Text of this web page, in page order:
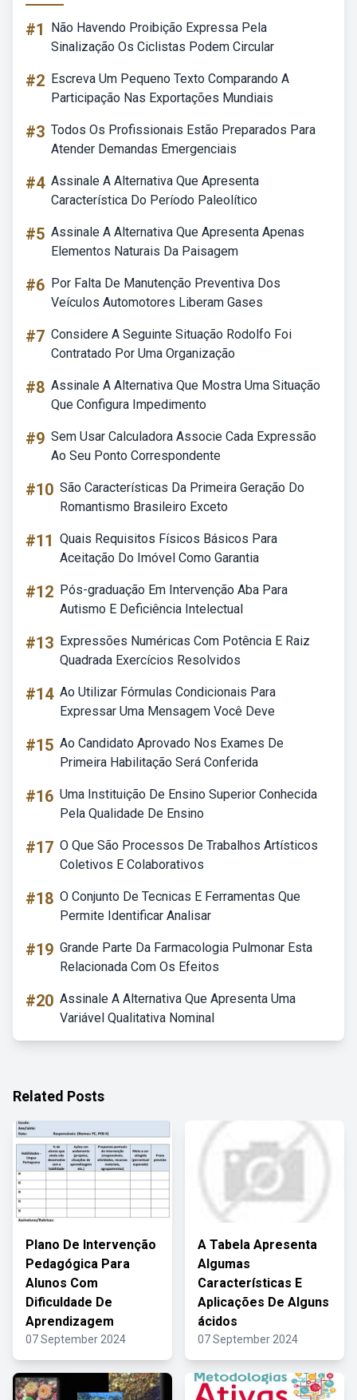
#1
Não Havendo Proibição Expressa Pela
Sinalização Os Ciclistas Podem Circular
#2 Escreva Um Pequeno Texto Comparando A
Participação Nas Exportações Mundiais
#3 Todos Os Profissionais Estão Preparados Para
Atender Demandas Emergenciais
#4 Assinale A Alternativa Que Apresenta
Característica Do Período Paleolítico
#5 Assinale A Alternativa Que Apresenta Apenas
Elementos Naturais Da Paisagem
#6 Por Falta De Manutenção Preventiva Dos
Veículos Automotores Liberam Gases
#7 Considere A Seguinte Situação Rodolfo Foi
Contratado Por Uma Organização
#8 Assinale A Alternativa Que Mostra Uma Situação
Que Configura Impedimento
#9 Sem Usar Calculadora Associe Cada Expressão
Ao Seu Ponto Correspondente
#10 São Características Da Primeira Geração Do
Romantismo Brasileiro Exceto
#11 Quais Requisitos Físicos Básicos Para
Aceitação Do Imóvel Como Garantia
#12 Pós-graduação Em Intervenção Aba Para
Autismo E Deficiência Intelectual
#13 Expressões Numéricas Com Potência E Raiz
Quadrada Exercícios Resolvidos
#14 Ao Utilizar Fórmulas Condicionais Para
Expressar Uma Mensagem Você Deve
#15 Ao Candidato Aprovado Nos Exames De
Primeira Habilitação Será Conferida
#16 Uma Instituição De Ensino Superior Conhecida
Pela Qualidade De Ensino
#17 O Que São Processos De Trabalhos Artísticos
Coletivos E Colaborativos
#18 O Conjunto De Tecnicas E Ferramentas Que
Permite Identificar Analisar
#19 Grande Parte Da Farmacologia Pulmonar Esta
Relacionada Com Os Efeitos
#20 Assinale A Alternativa Que Apresenta Uma
Variável Qualitativa Nominal
Related Posts
Plano De Intervenção
Pedagógica Para
Alunos Com
Dificuldade De
Aprendizagem
07 September 2024
A Tabela Apresenta
Algumas
Características E
Aplicações De Alguns
ácidos
07 September 2024